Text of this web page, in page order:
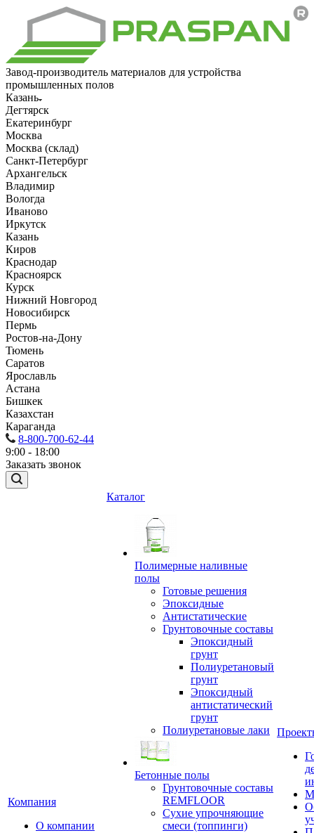
Завод-производитель материалов для устройства
промышленных полов
Казань
Дегтярск
Екатеринбург
Москва
Москва (склад)
Санкт-Петербург
Архангельск
Владимир
Вологда
Иваново
Иркутск
Казань
Киров
Краснодар
Красноярск
Курск
Нижний Новгород
Новосибирск
Пермь
Ростов-на-Дону
Тюмень
Саратов
Ярославль
Астана
Бишкек
Казахстан
Караганда
8-800-700-62-44
9:00 - 18:00
Заказать звонок
Компания
О компании
Каталог
Полимерные наливные
полы
Готовые решения
Эпоксидные
Антистатические
Грунтовочные составы
Эпоксидный
грунт
Полиуретановый
грунт
Эпоксидный
антистатический
грунт
Полиуретановые лаки
Бетонные полы
Грунтовочные составы
REMFLOOR
Сухие упрочняющие
смеси (топпинги)